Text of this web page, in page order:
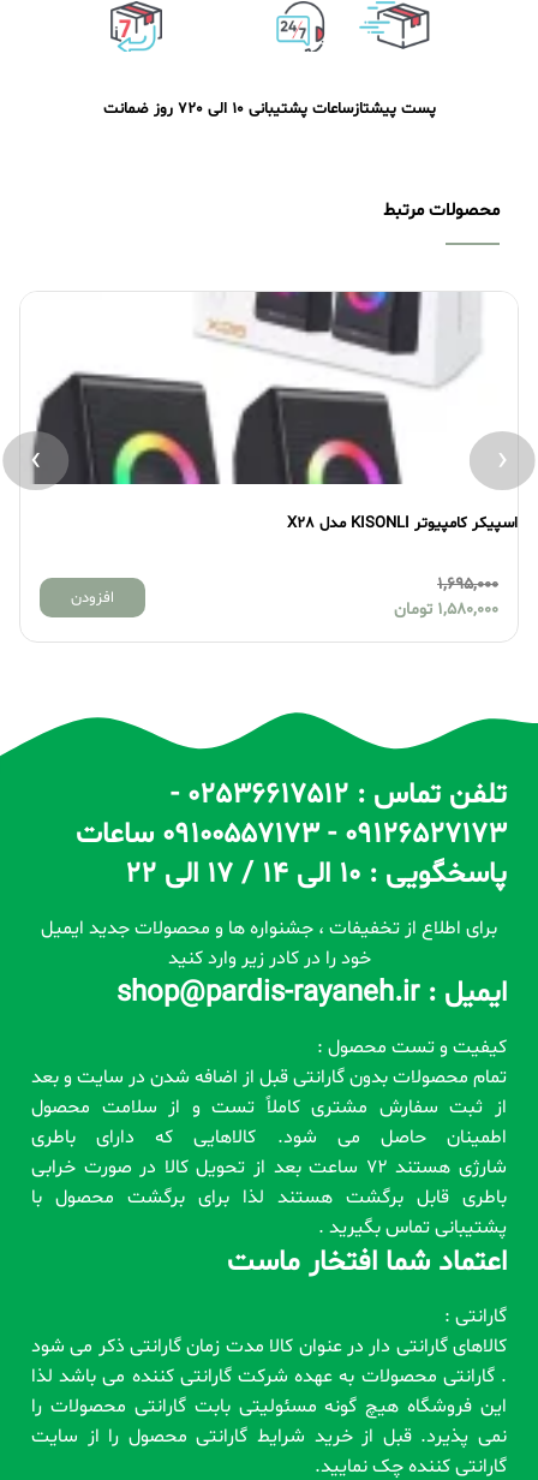
پست پیشتازساعات پشتیبانی 10 الی 20 7 روز ضمانت
محصولات مرتبط
تومان
‹
›
تلفن تماس : 02536617512 -
09126527173 - 09100557173 ساعات
پاسخگویی : 10 الی 14 / 17 الی 22
برای اطلاع از تخفیفات ، جشنواره ها و محصولات جدید ایمیل
خود را در کادر زیر وارد کنید
ایمیل : shop@pardis-rayaneh.ir
کیفیت و تست محصول :
تمام محصولات بدون گارانتی قبل از اضافه شدن در سایت و بعد
از ثبت سفارش مشتری کاملاً تست و از سلامت محصول
اطمینان حاصل می شود. کالاهایی که دارای باطری
شارژی هستند 72 ساعت بعد از تحویل کالا در صورت خرابی
باطری قابل برگشت هستند لذا برای برگشت محصول با
پشتیبانی تماس بگیرید .
اعتماد شما افتخار ماست
گارانتی :
کالاهای گارانتی دار در عنوان کالا مدت زمان گارانتی ذکر می شود
. گارانتی محصولات به عهده شرکت گارانتی کننده می باشد لذا
این فروشگاه هیچ گونه مسئولیتی بابت گارانتی محصولات را
نمی پذیرد. قبل از خرید شرایط گارانتی محصول را از سایت
گارانتی کننده چک نمایید.